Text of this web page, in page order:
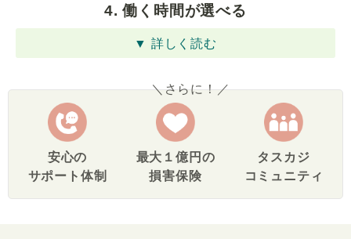
4. 働く時間が選べる
▼ 詳しく読む
＼さらに！／
安心の
サポート体制
最大１億円の
損害保険
タスカジ
コミュニティ